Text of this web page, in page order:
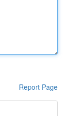
Report Page